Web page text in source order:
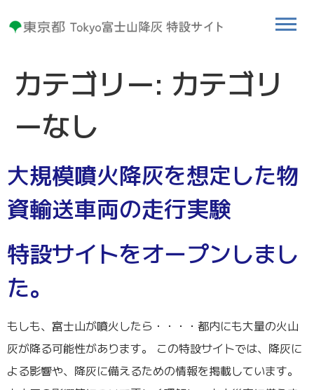
カテゴリー: カテゴリ
ーなし
大規模噴火降灰を想定した物
資輸送車両の走行実験
特設サイトをオープンしまし
た。
もしも、富士山が噴火したら・・・・都内にも大量の火山
灰が降る可能性があります。 この特設サイトでは、降灰に
よる影響や、降灰に備えるための情報を掲載しています。